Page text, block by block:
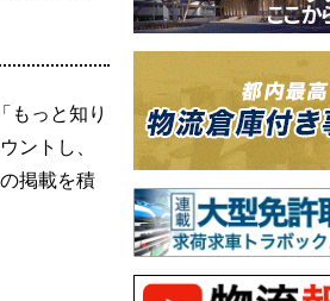
もっと知り
ントし、
掲載を積